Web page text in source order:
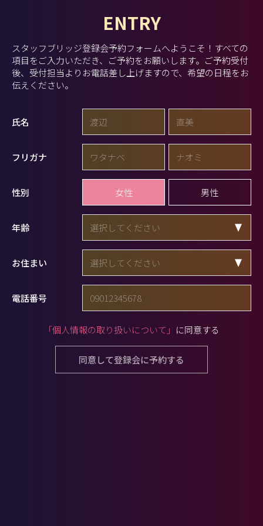
ENTRY
スタッフブリッジ登録会予約フォームへようこそ！ すべての
項目をご入力いただき、ご予約をお願いします。 ご予約受付
後、受付担当よりお電話差し上げますので、希望の日程をお
伝えください。
氏名
フリガナ
性別 女性 男性
年齢
お住まい
電話番号
「個人情報の取り扱いについて」 に同意する
同意して登録会に予約する